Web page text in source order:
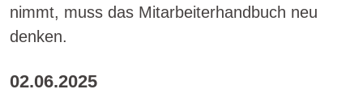
nimmt, muss das Mitarbeiterhandbuch neu
denken.
02.06.2025